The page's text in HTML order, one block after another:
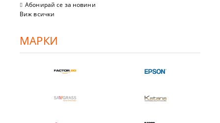
Абонирай се за новини
Виж всички
МАРКИ